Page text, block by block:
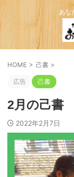
あな
HOME > 己書 >
広告 己書
2月の己書
2022年2月7日